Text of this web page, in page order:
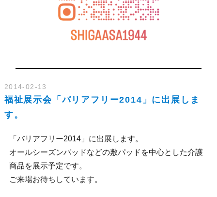
2014-02-13
福祉展示会「バリアフリー2014」に出展しま
す。
「バリアフリー2014」に出展します。
オールシーズンパッドなどの敷パッドを中心とした介護
商品を展示予定です。
ご来場お待ちしています。